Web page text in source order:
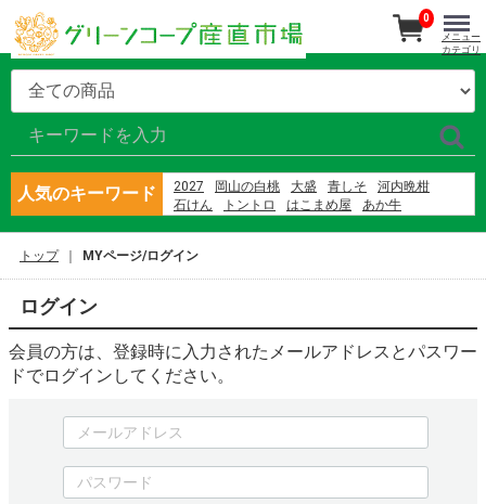
人気のキーワード 2027 岡山の白桃 大盛 青しそ
河内晩柑
石けん
トントロ はこまめ屋
あか牛
東果樹園
0
メニュー
カテゴリ
トップ MYページ/ログイン
ログイン
会員の方は、登録時に入力されたメールアドレスとパスワー
ドでログインしてください。